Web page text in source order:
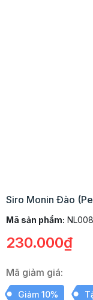
Siro Monin Đào
Mã sản phẩm:
230.000₫
Mã giảm giá:
Giảm 10%